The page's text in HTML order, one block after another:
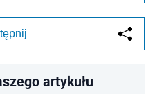
artykułu